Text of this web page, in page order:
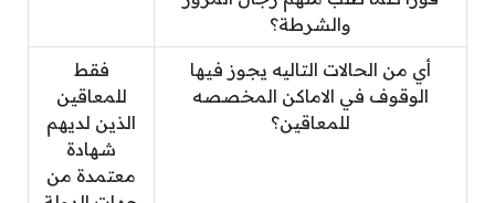
والشرطة؟
أي من الحالات التاليه يجوز فيها
الوقوف في الاماكن المخصصه
للمعاقين؟
فقط
للمعاقين
الذين لديهم
شهادة
معتمدة من